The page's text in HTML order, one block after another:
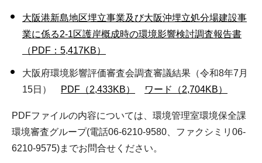
大阪港新島地区埋立事業及び大阪沖埋立処分場建設事
業に係る2-1区護岸概成時の環境影響検討調査報告書
（PDF：5,417KB）
大阪府環境影響評価審査会調査審議結果（令和8年7月
15日）
PDF（2,433KB） ワード（2,704KB）
PDFファイルの内容については、環境管理室環境保全課
環境審査グループ(電話06-6210-9580、ファクシミリ06-
6210-9575)までお問合せください。